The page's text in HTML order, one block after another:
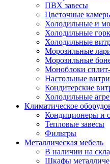
ПВХ завесы
Цветочные
Холодильные и
Холодильные
Холодильные
Морозильные
Морозильные
Моноблоки
Настольные
Кондитерские
Холодильные
Климатическое
Кондиционеры и
Тепловые завесы
Фильтры
Металлическая мебель
В наличии на
Шкафы